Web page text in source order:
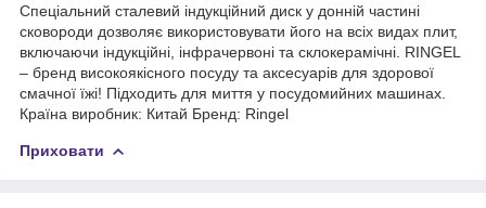
Спеціальний сталевий індукційний диск у донній частині
сковороди дозволяє використовувати його на всіх видах плит,
включаючи індукційні, інфрачервоні та склокерамічні. RINGEL
– бренд високоякісного посуду та аксесуарів для здорової
смачної їжі! Підходить для миття у посудомийних машинах.
Країна виробник: Китай Бренд: Ringel
Приховати